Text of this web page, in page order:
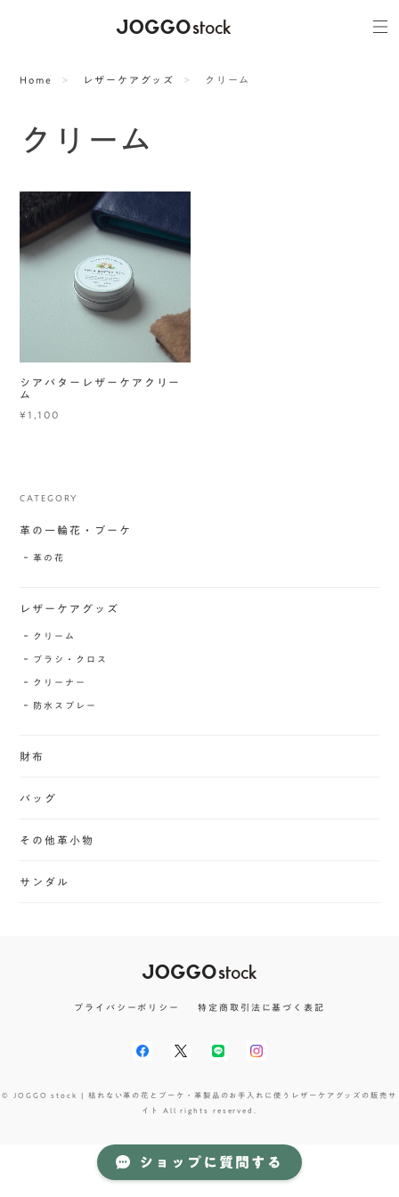
Home レザーケアグッズ クリーム
クリーム
シアバターレザーケアクリー
ム
¥1,100
CATEGORY
革の一輪花・ブーケ
革の花
レザーケアグッズ
クリーム
ブラシ・クロス
クリーナー
防水スプレー
財布
バッグ
その他革小物
サンダル
プライバシーポリシー 特定商取引法に基づく表記
© JOGGO stock | 枯れない革の花とブーケ・革製品のお手入れに使うレザーケアグッズの販売サ
イト All rights reserved.
ショップに質問する